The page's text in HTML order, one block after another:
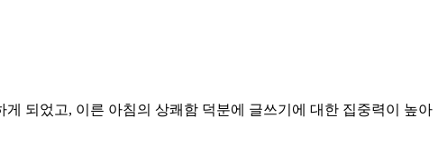
되었고, 이른 아침의 상쾌함 덕분에 글쓰기에 대한 집중력이 높아